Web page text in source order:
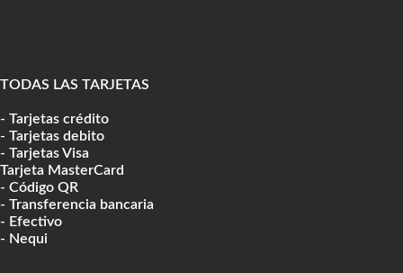
TODAS LAS TARJETAS
- Tarjetas crédito
- Tarjetas debito
- Tarjetas Visa
Tarjeta MasterCard
- Código QR
- Transferencia bancaria
- Efectivo
- Nequi